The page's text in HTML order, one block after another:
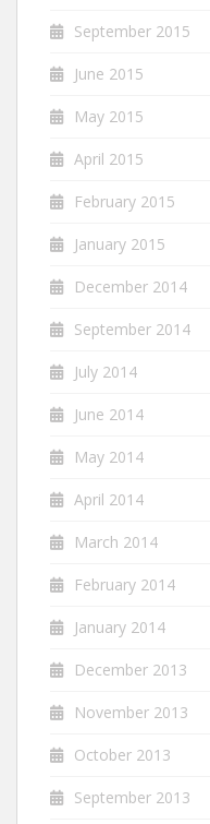
September 2015
June 2015
May 2015
April 2015
February 2015
January 2015
December 2014
September 2014
July 2014
June 2014
May 2014
April 2014
March 2014
February 2014
January 2014
December 2013
November 2013
October 2013
September 2013